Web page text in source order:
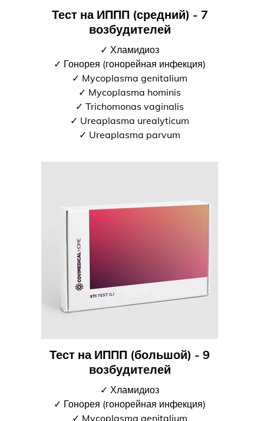
Тест на ИППП (средний) - 7
возбудителей
✓ Хламидиоз
✓ Гонорея (гонорейная инфекция)
✓ Mycoplasma genitalium
✓ Mycoplasma hominis
✓ Trichomonas vaginalis
✓ Ureaplasma urealyticum
✓ Ureaplasma parvum
Тест на ИППП (большой) - 9
возбудителей
✓ Хламидиоз
✓ Гонорея (гонорейная инфекция)
✓ Mycoplasma genitalium